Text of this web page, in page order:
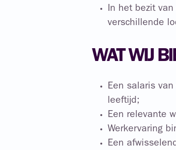
In het bezit
verschillende
WAT WIJ
Een salaris
leeftijd;
Een relevante
Werkervaring
Een